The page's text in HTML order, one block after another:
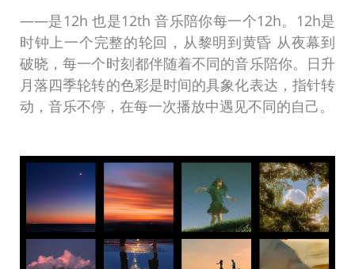
——是12h 也是12th 音乐陪你每一个12h。12h是
时钟上一个完整的轮回，从黎明到黄昏 从夜幕到
破晓，每一个时刻都伴随着不同的音乐陪你。日升
月落四季轮转的色彩是时间的具象化表达，指针转
动，音乐不停，在每一次播放中遇见不同的自己。